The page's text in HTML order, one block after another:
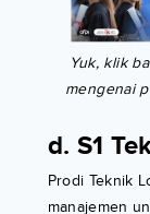
Yuk, klik
mengenai
d. S1
Prodi Teknik
manajemen